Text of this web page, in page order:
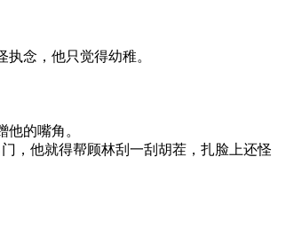
念，他只觉得幼稚。
的嘴角。
，他就得帮顾林刮一刮胡茬，扎脸上还怪